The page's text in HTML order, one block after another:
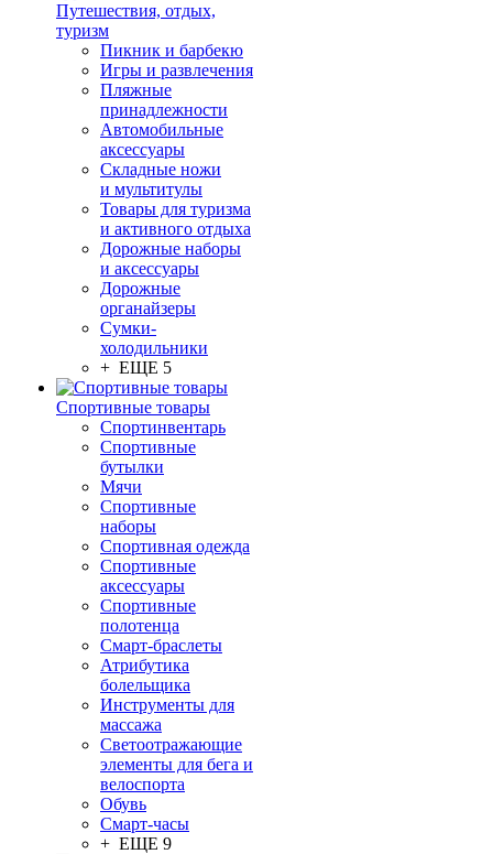
Путешествия, отдых,
туризм
Пикник и барбекю
Игры и развлечения
Пляжные
принадлежности
Автомобильные
аксессуары
Складные ножи
и мультитулы
Товары для туризма
и активного отдыха
Дорожные наборы
и аксессуары
Дорожные
органайзеры
Сумки-
холодильники
+ ЕЩЕ 5
Спортивные товары
Спортинвентарь
Спортивные
бутылки
Мячи
Спортивные
наборы
Спортивная одежда
Спортивные
аксессуары
Спортивные
полотенца
Смарт-браслеты
Атрибутика
болельщика
Инструменты для
массажа
Светоотражающие
элементы для бега и
велоспорта
Обувь
Смарт-часы
+ ЕЩЕ 9